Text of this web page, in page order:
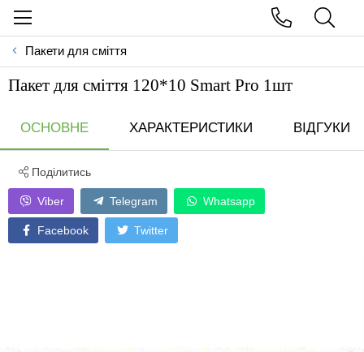
Пакети для сміття
Пакет для сміття 120*10 Smart Pro 1шт
ОСНОВНЕ ХАРАКТЕРИСТИКИ ВІДГУКИ
Поділитись
Viber Telegram Whatsapp
Facebook Twitter